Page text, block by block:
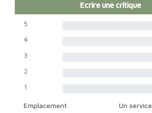
Ecrire une critique
5
4
3
2
1
Emplacement
Un service